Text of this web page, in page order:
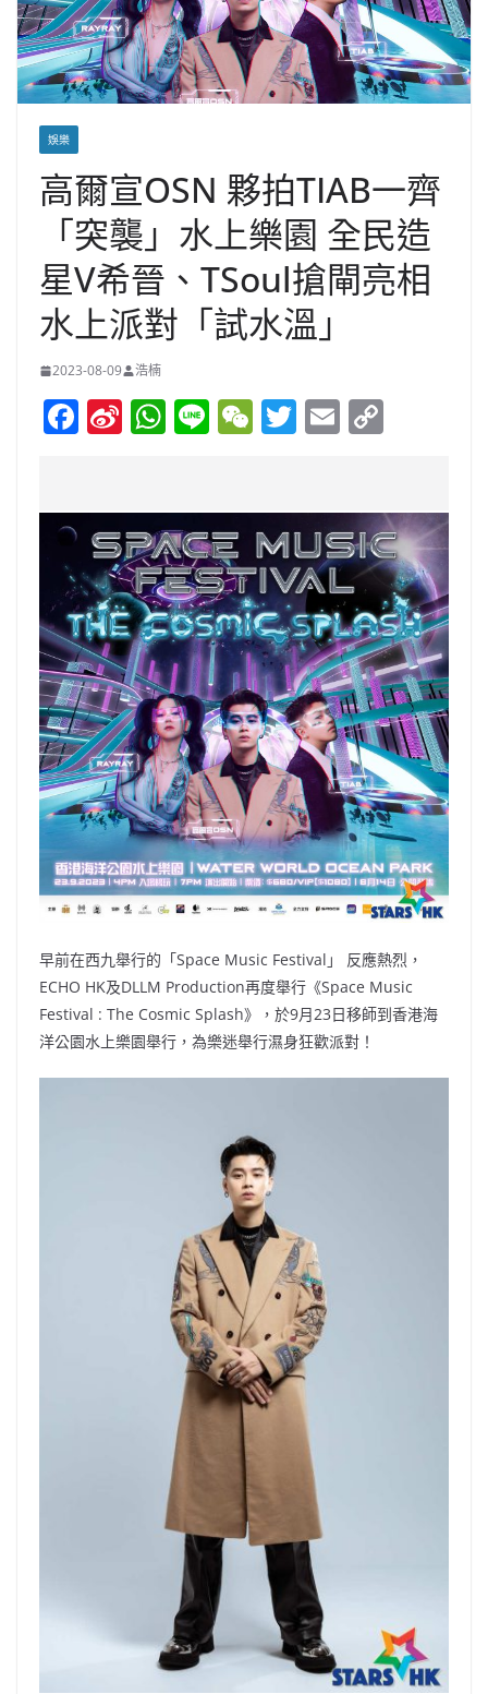
娛樂
高爾宣OSN 夥拍TIAB一齊
「突襲」水上樂園 全民造
星V希晉、TSoul搶閘亮相
水上派對「試水溫」
2023-08-09 浩楠
F
e
b
o
o
k
Si
W
ei
b
o
W
s
A
p
p
Li W
h
at
T
er
E
l y
Li
n
k
早前在西九舉行的「Space Music Festival」 反應熱烈，
ECHO HK及DLLM Production再度舉行《Space Music
Festival : The Cosmic Splash》，於9月23日移師到香港海
洋公園水上樂園舉行，為樂迷舉行濕身狂歡派對！